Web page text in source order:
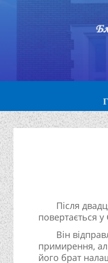
Після
повертається
Він
примирення,
його брат